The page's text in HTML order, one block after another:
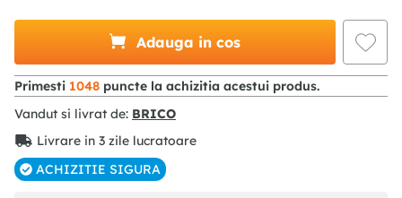
Adauga in cos
Primesti 1048 puncte la achizitia acestui produs.
Vandut si livrat de: BRICO
Livrare in 3 zile lucratoare
ACHIZITIE SIGURA